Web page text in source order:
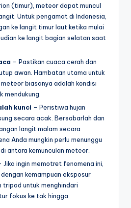
(timur), meteor dapat muncul
Untuk pengamat di Indonesia,
ke langit timur laut ketika mulai
ke langit bagian selatan saat
– Pastikan cuaca cerah dan
awan. Hambatan utama untuk
biasanya adalah kondisi
mendukung.
kunci – Peristiwa hujan
secara acak. Bersabarlah dan
langit malam secara
Anda mungkin perlu menunggu
antara kemunculan meteor.
Jika ingin memotret fenomena ini,
kemampuan eksposur
tripod untuk menghindari
fokus ke tak hingga.